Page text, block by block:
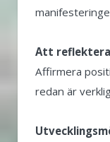
Att
Affirmera
redan är